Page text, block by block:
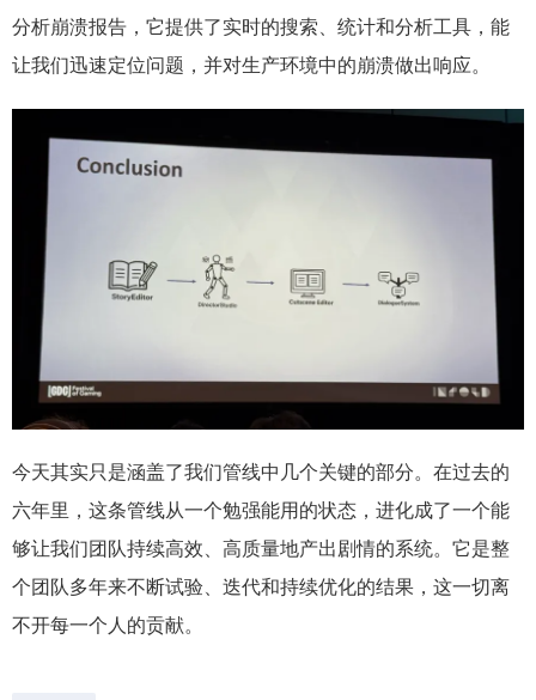
分析崩溃报告，它提供了实时的搜索、统计和分析工具，能
让我们迅速定位问题，并对生产环境中的崩溃做出响应。
今天其实只是涵盖了我们管线中几个关键的部分。在过去的
六年里，这条管线从一个勉强能用的状态，进化成了一个能
够让我们团队持续高效、高质量地产出剧情的系统。它是整
个团队多年来不断试验、迭代和持续优化的结果，这一切离
不开每一个人的贡献。